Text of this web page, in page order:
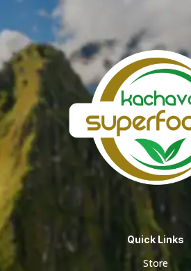
Quick Links
Store